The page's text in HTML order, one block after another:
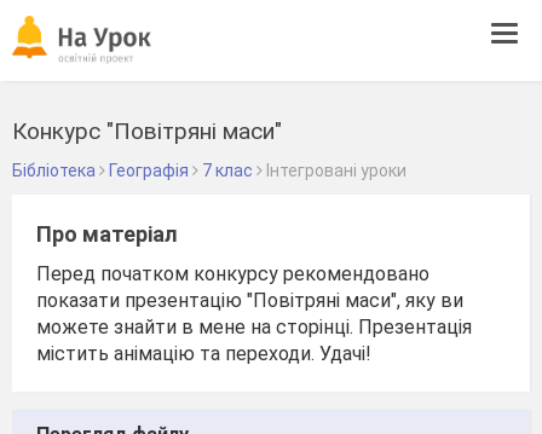
Конкурс "Повітряні маси"
Бібліотека Географія 7 клас Інтегровані уроки
Про матеріал
Перед початком конкурсу рекомендовано
показати презентацію "Повітряні маси", яку ви
можете знайти в мене на сторінці. Презентація
містить анімацію та переходи. Удачі!